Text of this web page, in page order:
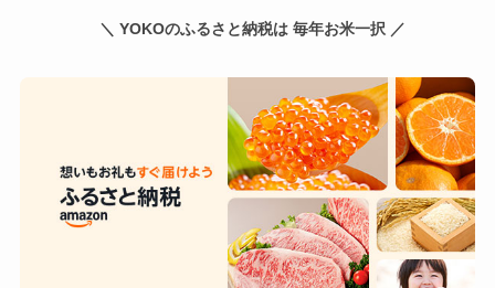
＼ YOKOのふるさと納税は 毎年お米一択 ／